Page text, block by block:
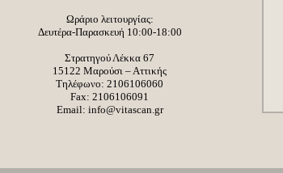
Ωράριο λειτουργίας:
Δευτέρα-Παρασκευή 10:00-18:00
Στρατηγού Λέκκα 67
15122 Μαρούσι – Αττικής
Τηλέφωνο:2106106060
Fax: 2106106091
Email: info@vitascan.gr